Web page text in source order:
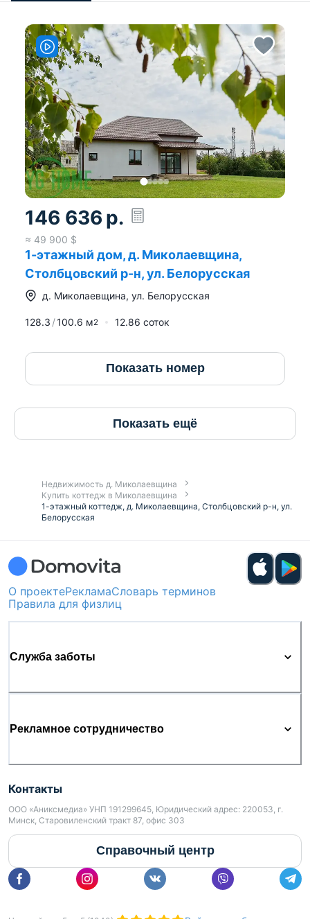
146 636 р.
≈ 49 900 $
1-этажный дом, д. Миколаевщина,
Столбцовский р-н, ул. Белорусская
д. Миколаевщина, ул. Белорусская
128.3 100.6 м2 12.86 соток
Показать номер
Показать ещё
Недвижимость д. Миколаевщина
Купить коттедж в Миколаевщина
1-этажный коттедж, д. Миколаевщина, Столбцовский р-н, ул.
Белорусская
О проектеРекламаСловарь терминов
Правила для физлиц
Служба заботы
Рекламное сотрудничество
Контакты
ООО «Аниксмедиа» УНП 191299645, Юридический адрес: 220053, г.
Минск, Старовиленский тракт 87, офис 303
Справочный центр